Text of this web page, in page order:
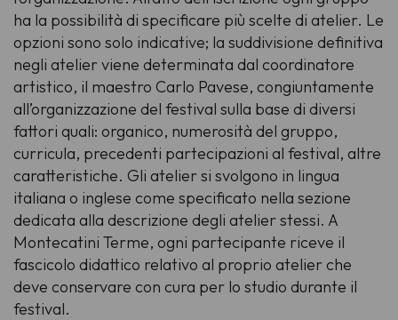
ha la possibilità di specificare più scelte di atelier. Le
opzioni sono solo indicative; la suddivisione definitiva
negli atelier viene determinata dal coordinatore
artistico, il maestro Carlo Pavese, congiuntamente
all’organizzazione del festival sulla base di diversi
fattori quali: organico, numerosità del gruppo,
curricula, precedenti partecipazioni al festival, altre
caratteristiche. Gli atelier si svolgono in lingua
italiana o inglese come specificato nella sezione
dedicata alla descrizione degli atelier stessi. A
Montecatini Terme, ogni partecipante riceve il
fascicolo didattico relativo al proprio atelier che
deve conservare con cura per lo studio durante il
festival.